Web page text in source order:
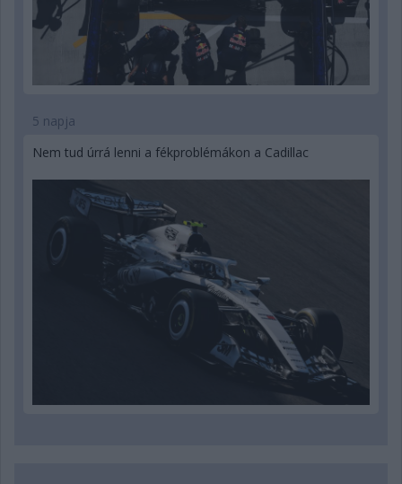
5 napja
Nem tud úrrá lenni a fékproblémákon a Cadillac